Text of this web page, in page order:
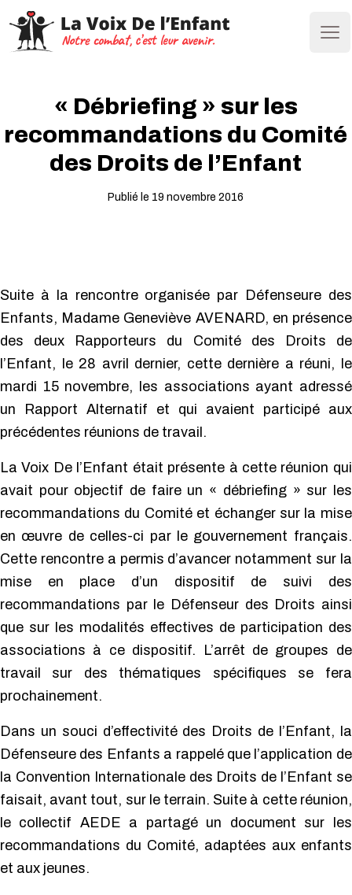
« Débriefing » sur les
recommandations du Comité
des Droits de l’Enfant
Publié le 19 novembre 2016
Suite à la rencontre organisée par Défenseure des
Enfants, Madame Geneviève AVENARD, en présence
des deux Rapporteurs du Comité des Droits de
l’Enfant, le 28 avril dernier, cette dernière a réuni, le
mardi 15 novembre, les associations ayant adressé
un Rapport Alternatif et qui avaient participé aux
précédentes réunions de travail.
La Voix De l’Enfant était présente à cette réunion qui
avait pour objectif de faire un « débriefing » sur les
recommandations du Comité et échanger sur la mise
en œuvre de celles-ci par le gouvernement français.
Cette rencontre a permis d’avancer notamment sur la
mise en place d’un dispositif de suivi des
recommandations par le Défenseur des Droits ainsi
que sur les modalités effectives de participation des
associations à ce dispositif. L’arrêt de groupes de
travail sur des thématiques spécifiques se fera
prochainement.
Dans un souci d’effectivité des Droits de l’Enfant, la
Défenseure des Enfants a rappelé que l’application de
la Convention Internationale des Droits de l’Enfant se
faisait, avant tout, sur le terrain. Suite à cette réunion,
le collectif AEDE a partagé un document sur les
recommandations du Comité, adaptées aux enfants
et aux jeunes.